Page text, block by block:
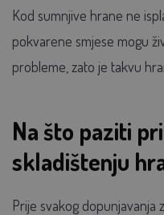
Kod sumnjive hrane ne
pokvarene smjese mogu
probleme, zato je takvu
Na što paziti
skladištenju
Prije svakog dopunjavanja